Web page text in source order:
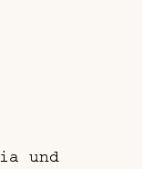
und